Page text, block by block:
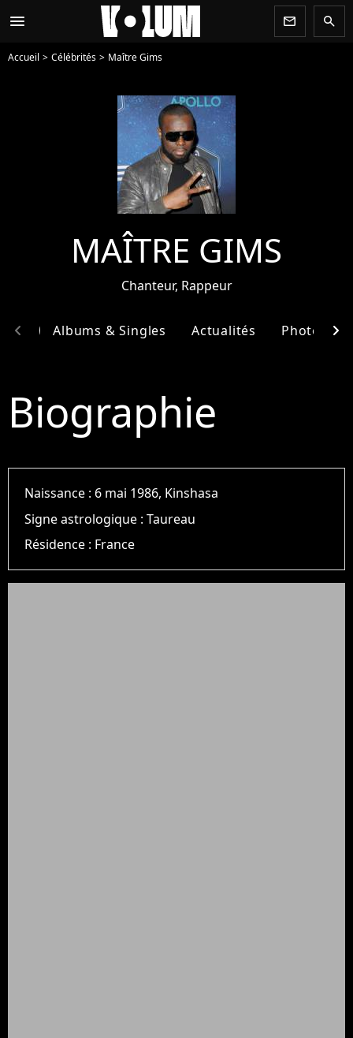
menu newsletter search
Accueil Célébrités Maître Gims
MAÎTRE GIMS
Chanteur, Rappeur
Albums & Singles Actualités Photos
chevron_left chevron_right
Biographie
Naissance : 6 mai 1986, Kinshasa
Signe astrologique :Taureau
Résidence : France